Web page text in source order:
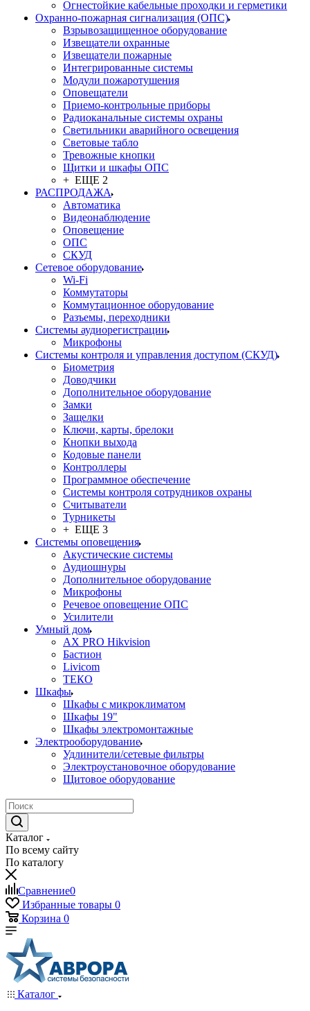
Огнестойкие кабельные проходки и герметики
Охранно-пожарная сигнализация (ОПС)
Взрывозащищенное оборудование
Извещатели охранные
Извещатели пожарные
Интегрированные системы
Модули пожаротушения
Оповещатели
Приемо-контрольные приборы
Радиоканальные системы охраны
Светильники аварийного освещения
Световые табло
Тревожные кнопки
Щитки и шкафы ОПС
+ ЕЩЕ 2
РАСПРОДАЖА
Автоматика
Видеонаблюдение
Оповещение
ОПС
СКУД
Сетевое оборудование
Wi-Fi
Коммутаторы
Коммутационное оборудование
Разъемы, переходники
Системы аудиорегистрации
Микрофоны
Системы контроля и управления доступом (СКУД)
Биометрия
Доводчики
Дополнительное оборудование
Замки
Защелки
Ключи, карты, брелоки
Кнопки выхода
Кодовые панели
Контроллеры
Программное обеспечение
Системы контроля сотрудников охраны
Считыватели
Турникеты
+ ЕЩЕ 3
Системы оповещения
Акустические системы
Аудиошнуры
Дополнительное оборудование
Микрофоны
Речевое оповещение ОПС
Усилители
Умный дом
AX PRO Hikvision
Бастион
Livicom
ТЕКО
Шкафы
Шкафы с микроклиматом
Шкафы 19"
Шкафы электромонтажные
Электрооборудование
Удлинители/сетевые фильтры
Электроустановочное оборудование
Щитовое оборудование
Каталог
По всему сайту
По каталогу
Сравнение0
Избранные товары 0
Корзина 0
Каталог